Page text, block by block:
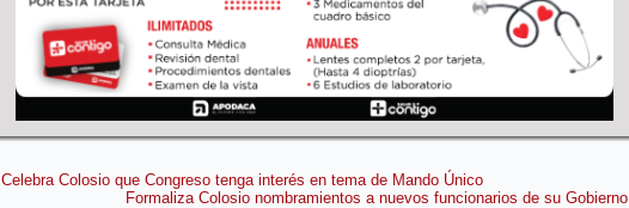
Celebra Colosio que Congreso tenga interés en tema de Mando Único
Formaliza Colosio nombramientos a nuevos funcionarios de su Gobierno